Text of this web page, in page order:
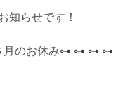
知らせです！
月のお休み⊶ ⊶ ⊶ ⊶